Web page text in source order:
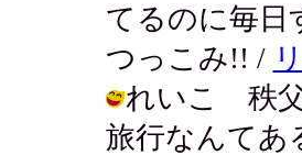
てるのに毎日
つっこみ!! /
れいこ 秩父
旅行なんて